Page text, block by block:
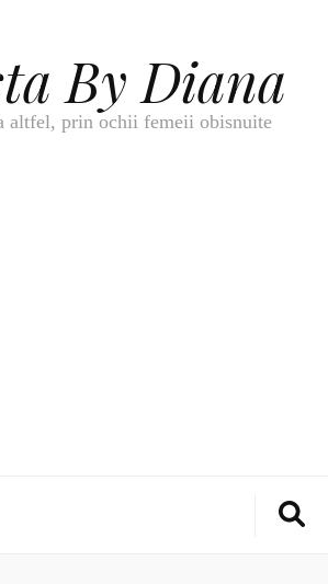
By Diana
altfel, prin ochii femeii obisnuite